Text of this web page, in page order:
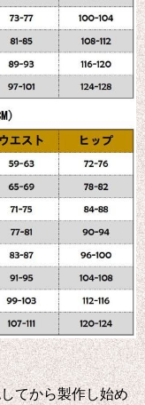
てから製作し始め